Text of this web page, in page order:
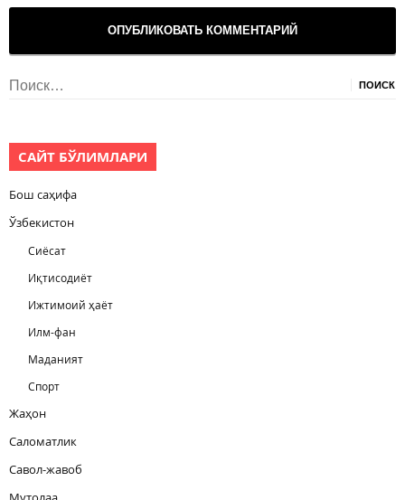
Найти:
САЙТ БЎЛИМЛАРИ
Бош саҳифа
Ўзбекистон
Сиёсат
Иқтисодиёт
Ижтимоий ҳаёт
Илм-фан
Маданият
Спорт
Жаҳон
Саломатлик
Савол-жавоб